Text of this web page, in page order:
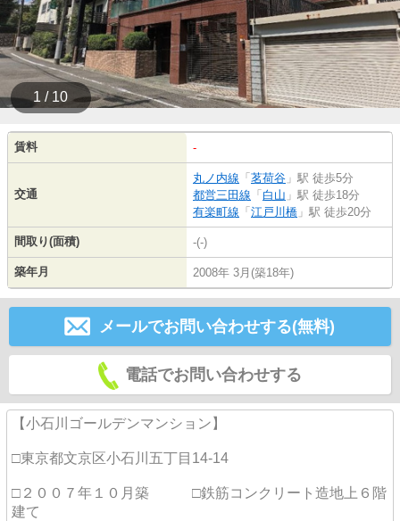
1 / 10
賃料 -
交通
丸ノ内線 「 茗荷谷 」駅 徒歩5分
都営三田線 「 白山 」駅 徒歩18分
有楽町線 「 江戸川橋 」駅 徒歩20分
間取り(面積) -(-)
築年月 2008年 3月(築18年)
メールでお問い合わせする(無料)
電話でお問い合わせする
【小石川ゴールデンマンション】
□東京都文京区小石川五丁目14-14
□２００７年１０月築 □鉄筋コンクリート造地上６階
建て